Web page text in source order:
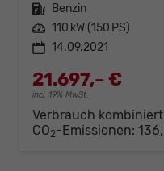
Kraftstoff Benzin
Leistung 110 kW (150 PS)
14.09.2021
21.697,– €
incl. 19% MwSt.
Verbrauch
CO2-Emissionen: